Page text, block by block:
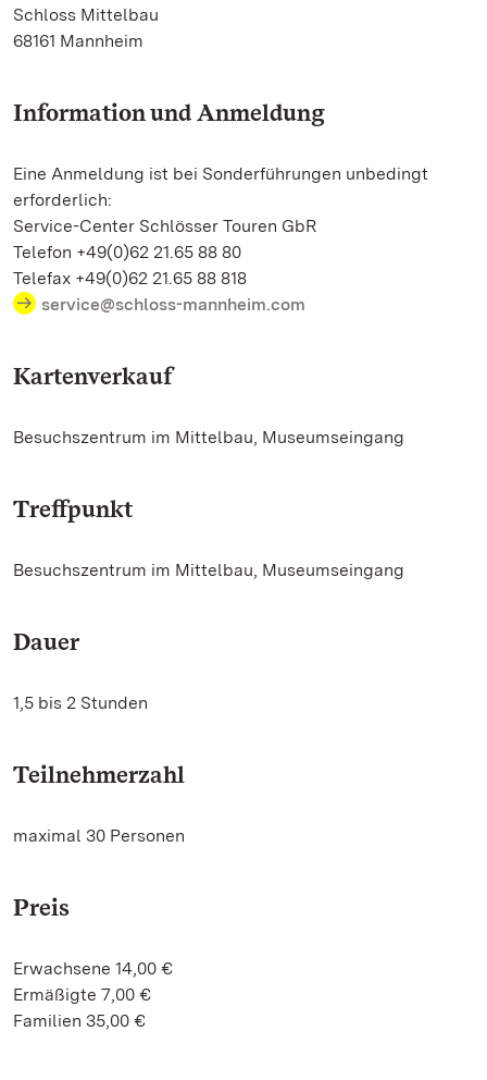
Schloss Mittelbau
68161 Mannheim
Information und Anmeldung
Eine Anmeldung ist bei Sonderführungen unbedingt
erforderlich:
Service-Center Schlösser Touren GbR
Telefon +49(0)62 21.65 88 80
Telefax +49(0)62 21.65 88 818
service@schloss-mannheim.com
Kartenverkauf
Besuchszentrum im Mittelbau, Museumseingang
Treffpunkt
Besuchszentrum im Mittelbau, Museumseingang
Dauer
1,5 bis 2 Stunden
Teilnehmerzahl
maximal 30 Personen
Preis
Erwachsene 14,00 €
Ermäßigte 7,00 €
Familien 35,00 €